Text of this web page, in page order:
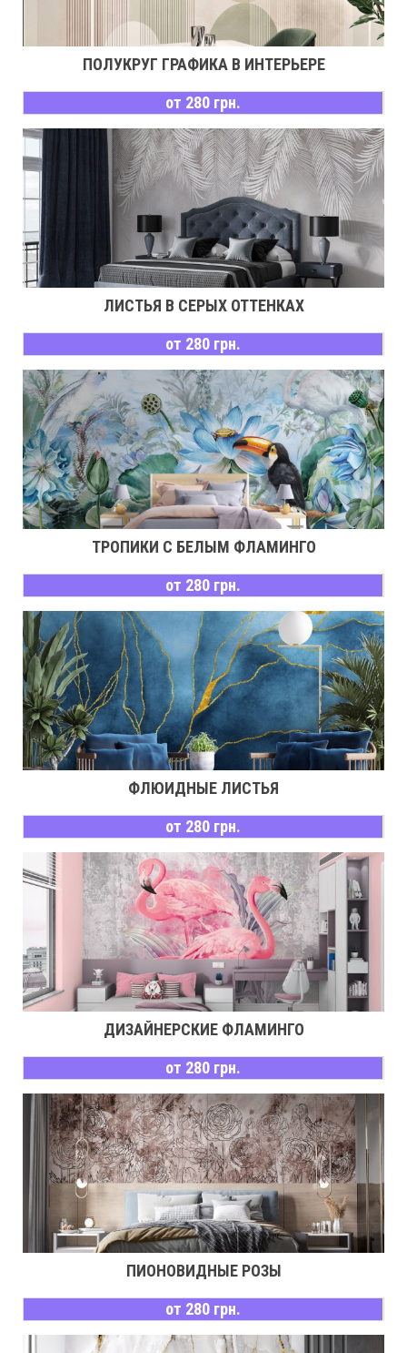
ПОЛУКРУГ ГРАФИКА В ИНТЕРЬЕРЕ
от 280 грн.
ЛИСТЬЯ В СЕРЫХ ОТТЕНКАХ
от 280 грн.
ТРОПИКИ С БЕЛЫМ ФЛАМИНГО
от 280 грн.
ФЛЮИДНЫЕ ЛИСТЬЯ
от 280 грн.
ДИЗАЙНЕРСКИЕ ФЛАМИНГО
от 280 грн.
ПИОНОВИДНЫЕ РОЗЫ
от 280 грн.